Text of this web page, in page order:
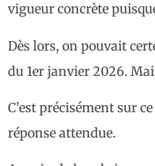
vigueur concrète
Dès lors, on pouvait
du 1er janvier 2026.
C’est précisément sur
réponse attendue.